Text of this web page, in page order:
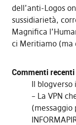
dell’anti-Logos
sussidiarietà,
Magnifica
ci Meritiamo (ma
Commenti recenti
Il blogverso
– La VPN
(messaggio